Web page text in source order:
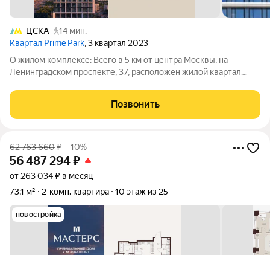
ЦСКА
14 мин.
Квартал Prime Park, 3 квартал 2023
О жилом комплексе: Всего в 5 км от центра Москвы, на
Ленинградском проспекте, 37, расположен жилой квартал
спокойствия и комфорта со всеми преимуществами жизни в
мегаполисе. Концепция проекта
Позвонить
62 763 660₽ –10%
56 487 294₽
от 263 034 ₽ в месяц
73,1 м²
2-комн. квартира 10 этаж из 25
новостройка